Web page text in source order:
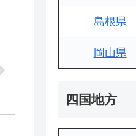
島根県
岡山県
四国地方